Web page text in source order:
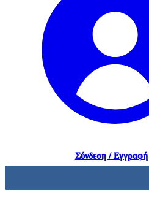
Σύνδεση / Εγγραφή